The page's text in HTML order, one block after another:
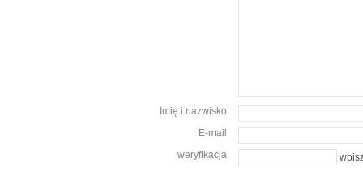
Imię i nazwisko
E-mail
weryfikacja